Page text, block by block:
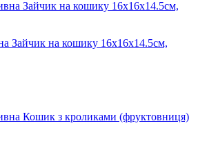
Зайчик на кошику 16х16х14.5см,